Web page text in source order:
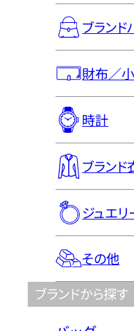
ブランド
財布／
時計
ブラン
ジュエリ
その他
ブランドから探す